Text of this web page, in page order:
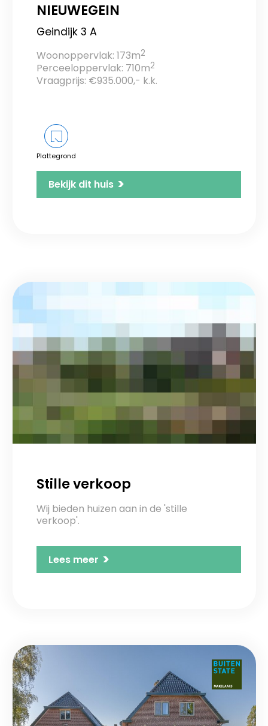
NIEUWEGEIN
Geindijk 3 A
Woonoppervlak: 173m2
Perceeloppervlak: 710m2
Vraagprijs: €935.000,- k.k.
Plattegrond
Bekijk dit huis >
Stille verkoop
Wij bieden huizen aan in de 'stille
verkoop'.
Lees meer >